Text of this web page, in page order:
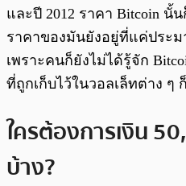
และปี 2012 ราคา Bitcoin นั้
ราคาของมันยังอยู่ที่แค่ประ
เพราะคนก็ยังไม่ได้รู้จัก
ที่ถูกเก็บไว้ในวอลเล็ทต่าง
ใครต้องการเงิน
บ้าง?